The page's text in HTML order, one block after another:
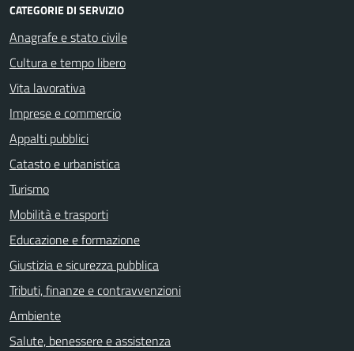
CATEGORIE DI SERVIZIO
Anagrafe e stato civile
Cultura e tempo libero
Vita lavorativa
Imprese e commercio
Appalti pubblici
Catasto e urbanistica
Turismo
Mobilità e trasporti
Educazione e formazione
Giustizia e sicurezza pubblica
Tributi, finanze e contravvenzioni
Ambiente
Salute, benessere e assistenza